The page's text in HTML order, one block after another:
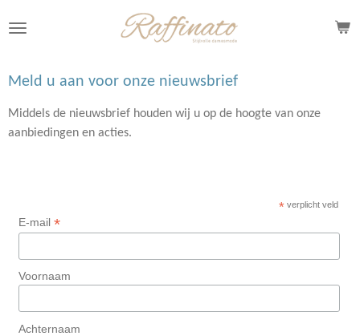
direct
de
Meld u aan voor onze nieuwsbrief
Middels de nieuwsbrief houden wij u op de hoogte van onze
aanbiedingen en acties.
* verplicht veld
E-mail *
Voornaam
Achternaam